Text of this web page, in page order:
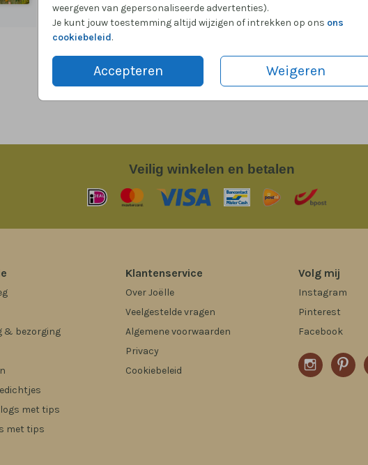
weergeven van gepersonaliseerde advertenties).
Je kunt jouw toestemming altijd wijzigen of intrekken op ons ons
cookiebeleid.
Accepteren Weigeren
Veilig winkelen en betalen
& bezorging
met tips
met tips
Klantenservice
Over Joëlle
Veelgestelde vragen
Algemene voorwaarden
Privacy
Cookiebeleid
Volg mij
Instagram
Pinterest
Facebook